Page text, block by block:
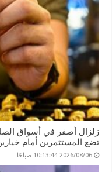
زلزال أصفر في أسواق
تضع المستثمرين أمام
2026/08/06 10:13:44 صباحًا